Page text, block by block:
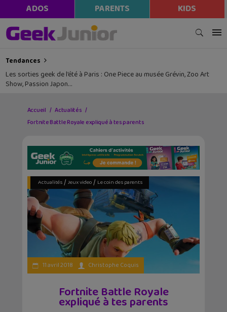
ADOS PARENTS KIDS
Tendances
Les sorties geek de l’été à Paris : One Piece au musée Grévin, Zoo Art
Show, Passion Japon…
Accueil
Actualités
Fortnite Battle Royale expliqué à tes parents
Actualités/ Jeux video/ Le coin des parents
11 avril 2018 Christophe Coquis
Fortnite Battle Royale
expliqué à tes parents